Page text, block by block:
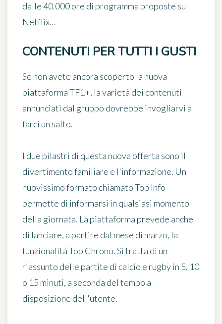
dalle 40.000 ore di programma proposte su
Netflix…
CONTENUTI PER TUTTI I GUSTI
Se non avete ancora scoperto la nuova
piattaforma TF1+, la varietà dei contenuti
annunciati dal gruppo dovrebbe invogliarvi a
farci un salto.
I due pilastri di questa nuova offerta sono il
divertimento familiare e l'informazione. Un
nuovissimo formato chiamato Top Info
permette di informarsi in qualsiasi momento
della giornata. La piattaforma prevede anche
di lanciare, a partire dal mese di marzo, la
funzionalità Top Chrono. Si tratta di un
riassunto delle partite di calcio e rugby in 5, 10
o 15 minuti, a seconda del tempo a
disposizione dell'utente.